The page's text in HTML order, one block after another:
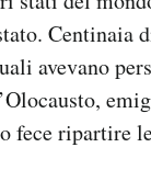
Centinaia
avevano
fece ripartire